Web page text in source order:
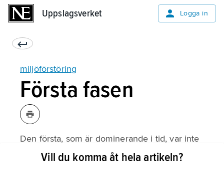
Uppslagsverket Logga in
miljöförstöring
Första fasen
Den första, som är dominerande i tid, var inte
skarpt avgränsad mot förmänniskornas period
Vill du komma åt hela artikeln?